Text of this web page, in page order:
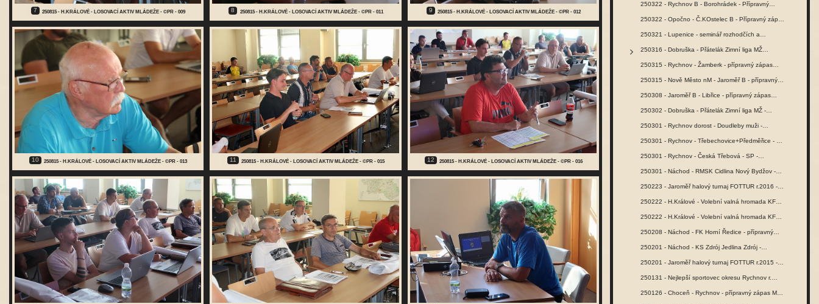
7 250815 - H.KRÁLOVÉ - LOSOVACÍ AKTIV MLÁDEŽE - ©PR - 009 8 250815 - H.KRÁLOVÉ - LOSOVACÍ AKTIV MLÁDEŽE - ©PR - 011 9 250815 - H.KRÁLOVÉ - LOSOVACÍ AKTIV MLÁDEŽE - ©PR - 012
10 250815 - H.KRÁLOVÉ - LOSOVACÍ AKTIV MLÁDEŽE - ©PR - 013 11 250815 - H.KRÁLOVÉ - LOSOVACÍ AKTIV MLÁDEŽE - ©PR - 015 12 250815 - H.KRÁLOVÉ - LOSOVACÍ AKTIV MLÁDEŽE - ©PR - 016
250322 - Rychnov B - Borohrádek - Přípravný…
250321 - Lupenice - seminář rozhodčích a…
250316 - Dobruška - Přátelák Zimní liga MŽ…
250315 - Rychnov - Žamberk - přípravný zápas…
250315 - Nově Město nM - Jaroměř B - přípravný…
250308 - Jaroměř B - Libřice - přípravný zápas…
250302 - Dobruška - Přátelák Zimní liga MŽ -…
250301 - Rychnov dorost - Doudleby muži -…
250301 - Rychnov - Česká Třebová - SP -…
250301 - Náchod - RMSK Cidlina Nový Bydžov -…
250223 - Jaroměř halový turnaj FOTTUR r.2016 -…
250222 - H.Králové - Volební valná hromada KFS…
250222 - H.Králové - Volební valná hromada KFS…
250208 - Náchod - FK Horní Ředice - přípravný…
250201 - Náchod - KS Zdrój Jedlina Zdrój -…
250201 - Jaroměř halový turnaj FOTTUR r.2015 -…
250131 - Nejlepší sportovec okresu Rychnov r.…
250126 - Choceň - Rychnov - přípravný zápas MŽ -…